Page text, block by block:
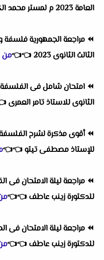
العامة 2023 م لمستر محمد الكيال
⏪ مراجعة الجمهورية
الثالث الثانوى 2023
👈
👈من
⏪ امتحان شامل فى الفلسفة
الثانوى للاستاذ تامر العمرى
⏪أقوى مذكرة لشرح
للإستاذ مصطفى تيتو👈
👈
⏪
للدكتورة زينب عاطف👈
👈
⏪
للدكتورة زينب عاطف👈
👈